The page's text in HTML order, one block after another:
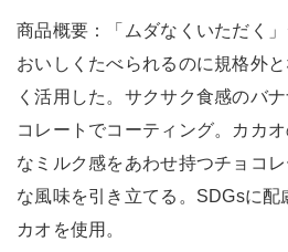
商品概要：「ムダなくいただく」
おいしくたべられるのに規格外
く活用した。サクサク食感のバ
コレートでコーティング。カカ
なミルク感をあわせ持つチョコ
な風味を引き立てる。SDGsに配
カオを使用。